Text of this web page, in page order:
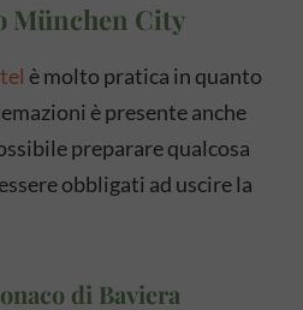
München City
è molto pratica in quanto
è presente anche
preparare qualcosa
obbligati ad uscire la
di Baviera